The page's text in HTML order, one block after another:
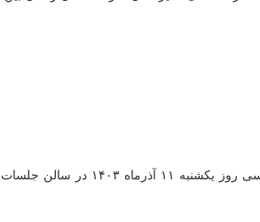
جلسه مشترک کارکنان معاونت فنی و مهندسی با حضور